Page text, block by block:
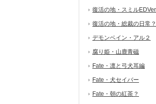
復活の地・スミル
復活の地・総裁の日常？
デモンベイン・アル２
腐り姫・山鹿青磁
Fate・凛と弓犬耳編
Fate・犬セイバー
Fate・朝の紅茶？